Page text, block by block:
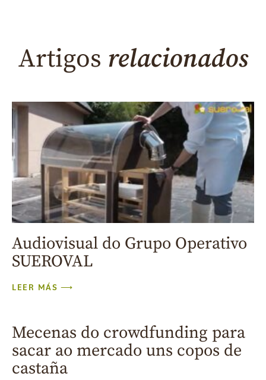
Artigos relacionados
Audiovisual do Grupo Operativo
SUEROVAL
LEER MÁS ⟶
Mecenas do crowdfunding para
sacar ao mercado uns copos de
castaña